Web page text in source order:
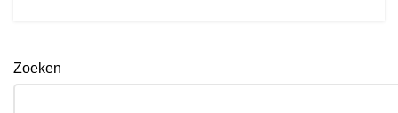
Zoeken